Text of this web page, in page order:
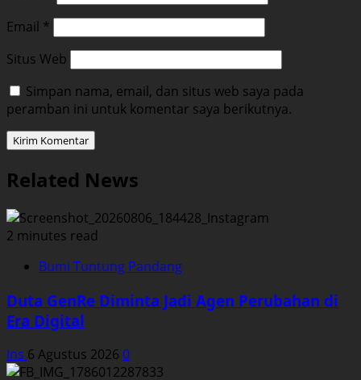
Email *
Situs Web
Simpan nama, email, dan situs web saya pada
peramban ini untuk komentar saya berikutnya.
Related News
2 minutes read
Bumi Tuntung Pandang
Duta GenRe Diminta Jadi Agen Perubahan di
Era Digital
Ins 6 Agustus 2026 0